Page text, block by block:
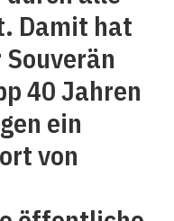
Damit hat
40 Jahren
ein
von